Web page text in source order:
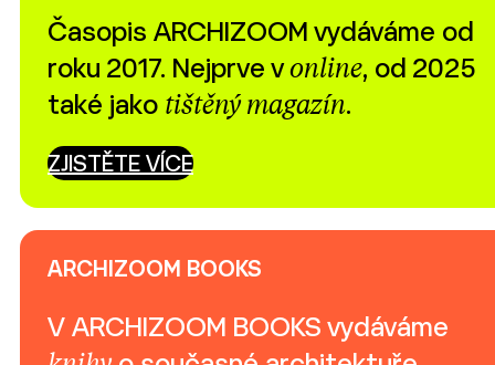
Časopis ARCHIZOOM vydáváme od
roku 2017. Nejprve vonline, od 2025
také jako tištěný magazín.
ZJISTĚTE VÍCE
ARCHIZOOM BOOKS
V ARCHIZOOM BOOKS vydáváme